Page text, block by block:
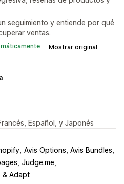
seguimiento y entiende por qué
ventas.
Mostrar original
Español, y Japonés
Avis Options, Avis Bundles
Judge.me
& Adapt